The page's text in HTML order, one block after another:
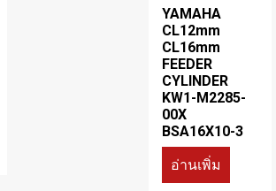
YAMAHA
CL12mm
CL16mm
FEEDER
CYLINDER
KW1-M2285-
00X
BSA16X10-3
อ่านเพิ่ม